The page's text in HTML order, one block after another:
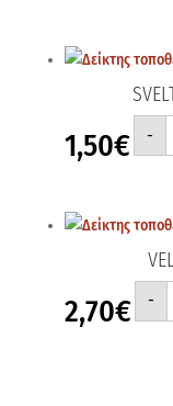
1,50€ -
2,70€ -